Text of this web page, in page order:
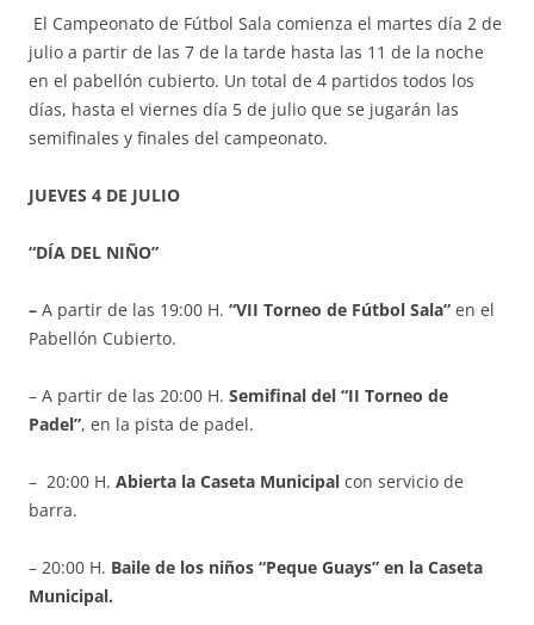
El Campeonato de Fútbol Sala comienza el martes día 2 de
julio a partir de las 7 de la tarde hasta las 11 de la noche
en el pabellón cubierto. Un total de 4 partidos todos los
días, hasta el viernes día 5 de julio que se jugarán las
semifinales y finales del campeonato.
JUEVES 4 DE JULIO
“DÍA DEL NIÑO”
– A partir de las 19:00 H. “VII Torneo de Fútbol Sala” en el
Pabellón Cubierto.
– A partir de las 20:00 H. Semifinal del “II Torneo de
Padel”, en la pista de padel.
– 20:00 H. Abierta la Caseta Municipal con servicio de
barra.
– 20:00 H. Baile de los niños “Peque Guays” en la Caseta
Municipal.